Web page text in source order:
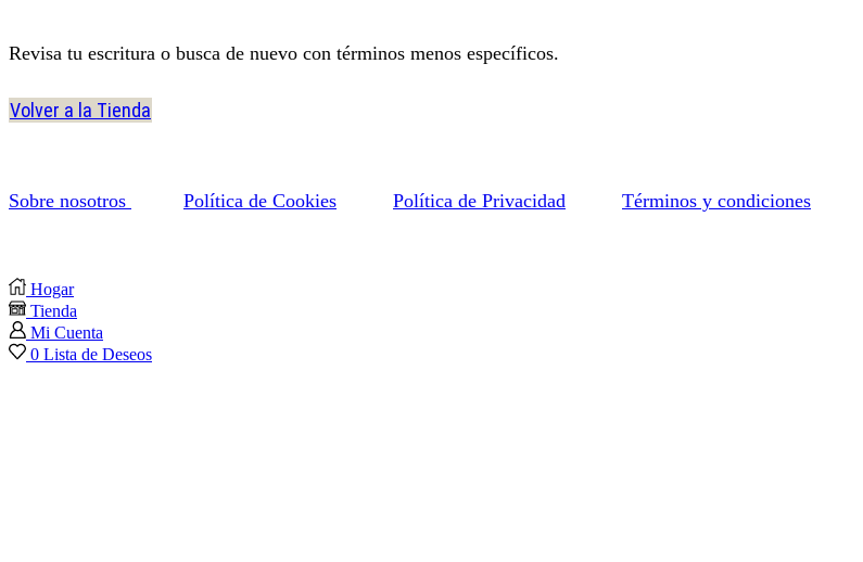
Revisa tu escritura o busca de nuevo con términos menos específicos.
Volver a la Tienda
Sobre nosotros Política de Cookies Política de Privacidad Términos y condiciones
Hogar
Tienda
Mi Cuenta
0 Lista de Deseos